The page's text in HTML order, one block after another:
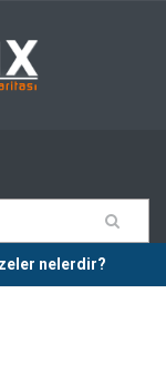
nelerdir?